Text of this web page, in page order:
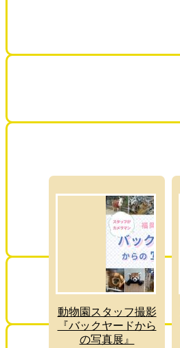
動物園スタッフ撮影
『バックヤードから
の写真展』